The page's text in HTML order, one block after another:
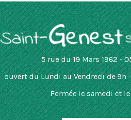
5 rue du 19 Mars 1962 -
ouvertdu Lundi au Vendredi de 9h
Fermée le samedi et